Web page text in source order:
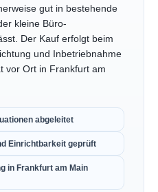
gut in bestehende
kleine Büro-
Der Kauf erfolgt beim
und Inbetriebnahme
vor Ort in Frankfurt am
abgeleitet
Einrichtbarkeit geprüft
in Frankfurt am Main